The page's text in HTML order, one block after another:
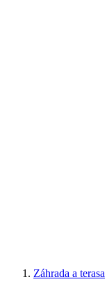
Záhrada a terasa